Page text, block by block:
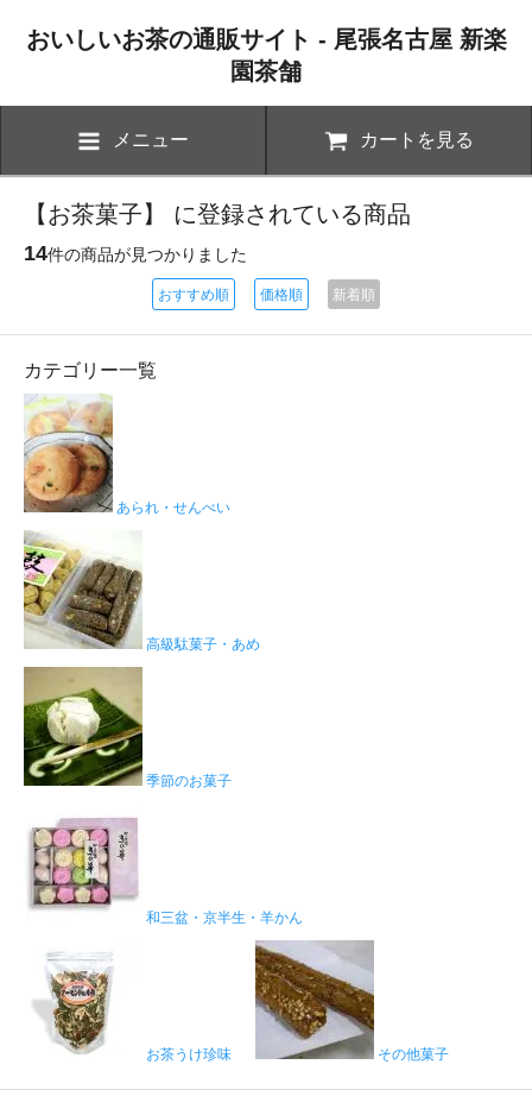
おいしいお茶の通販サイト - 尾張名古屋 新楽
園茶舗
メニュー カートを見る
【お茶菓子】 に登録されている商品
14件の商品が見つかりました
おすすめ順 価格順 新着順
カテゴリー一覧
あられ・せんべい
高級駄菓子・あめ
季節のお菓子
和三盆・京半生・羊かん
お茶うけ珍味 その他菓子